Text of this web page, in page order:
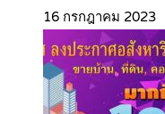
16 กรกฎาคม 2023